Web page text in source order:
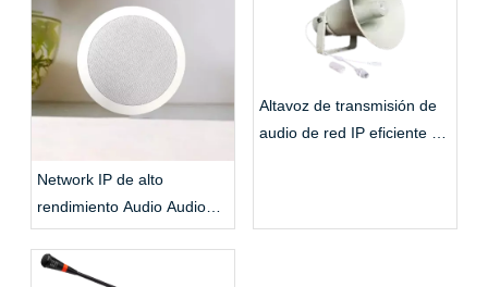
Network IP de alto
rendimiento Audio Audio
Techo activo Altavoz
Altavoz de transmisión de
audio de red IP eficiente y